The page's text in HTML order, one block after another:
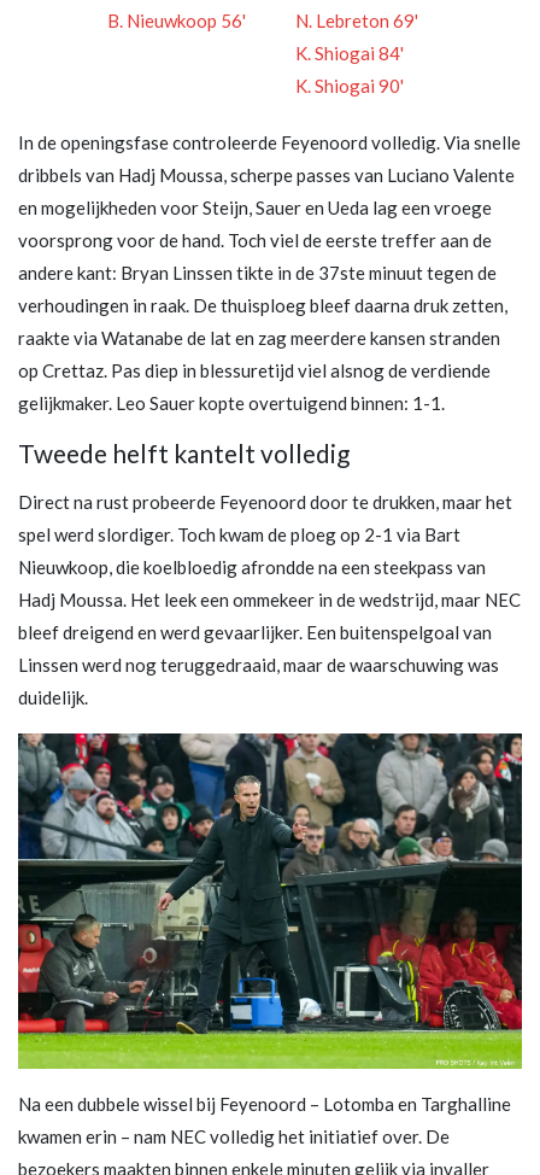
B. Nieuwkoop 56'
N. Lebreton 69'
K. Shiogai 84'
K. Shiogai 90'
In de openingsfase controleerde Feyenoord volledig. Via snelle
dribbels van Hadj Moussa, scherpe passes van Luciano Valente
en mogelijkheden voor Steijn, Sauer en Ueda lag een vroege
voorsprong voor de hand. Toch viel de eerste treffer aan de
andere kant: Bryan Linssen tikte in de 37ste minuut tegen de
verhoudingen in raak. De thuisploeg bleef daarna druk zetten,
raakte via Watanabe de lat en zag meerdere kansen stranden
op Crettaz. Pas diep in blessuretijd viel alsnog de verdiende
gelijkmaker. Leo Sauer kopte overtuigend binnen: 1-1.
Tweede helft kantelt volledig
Direct na rust probeerde Feyenoord door te drukken, maar het
spel werd slordiger. Toch kwam de ploeg op 2-1 via Bart
Nieuwkoop, die koelbloedig afrondde na een steekpass van
Hadj Moussa. Het leek een ommekeer in de wedstrijd, maar NEC
bleef dreigend en werd gevaarlijker. Een buitenspelgoal van
Linssen werd nog teruggedraaid, maar de waarschuwing was
duidelijk.
Na een dubbele wissel bij Feyenoord – Lotomba en Targhalline
kwamen erin – nam NEC volledig het initiatief over. De
bezoekers maakten binnen enkele minuten gelijk via invaller